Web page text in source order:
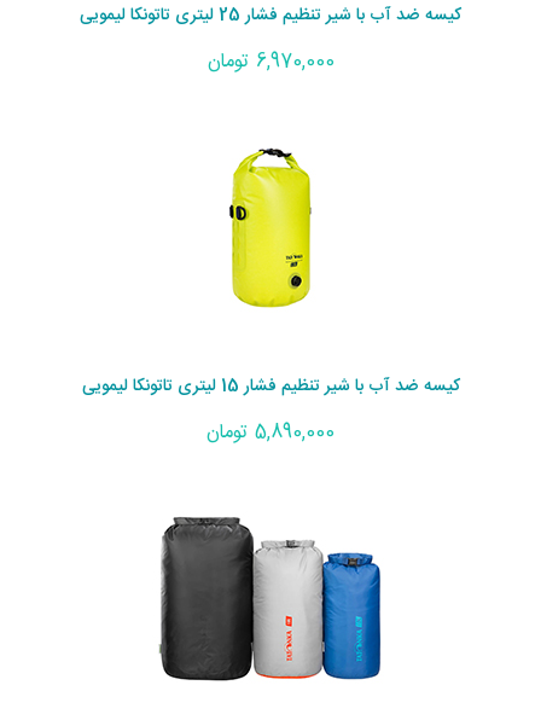
کیسه ضد آب با شیر تنظیم فشار 25 لیتری تاتونکا لیمویی
6,970,000 تومان
کیسه ضد آب با شیر تنظیم فشار 15 لیتری تاتونکا لیمویی
5,890,000 تومان